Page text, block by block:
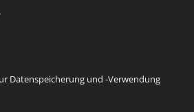
Datenspeicherung und -Verwendung